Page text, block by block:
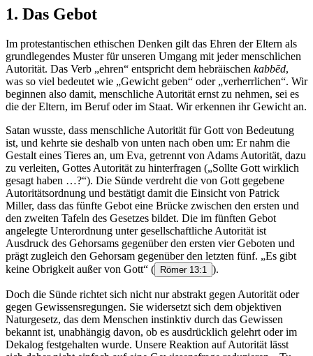
1. Das Gebot
Im protestantischen ethischen Denken gilt das Ehren der Eltern als
grundlegendes Muster für unseren Umgang mit jeder menschlichen
Autorität. Das Verb „ehren“ entspricht dem hebräischen kabbēd,
was so viel bedeutet wie „Gewicht geben“ oder „verherrlichen“. Wir
beginnen also damit, menschliche Autorität ernst zu nehmen, sei es
die der Eltern, im Beruf oder im Staat. Wir erkennen ihr Gewicht an.
Satan wusste, dass menschliche Autorität für Gott von Bedeutung
ist, und kehrte sie deshalb von unten nach oben um: Er nahm die
Gestalt eines Tieres an, um Eva, getrennt von Adams Autorität, dazu
zu verleiten, Gottes Autorität zu hinterfragen („Sollte Gott wirklich
gesagt haben …?“). Die Sünde verdreht die von Gott gegebene
Autoritätsordnung und bestätigt damit die Einsicht von Patrick
Miller, dass das fünfte Gebot eine Brücke zwischen den ersten und
den zweiten Tafeln des Gesetzes bildet. Die im fünften Gebot
angelegte Unterordnung unter gesellschaftliche Autorität ist
Ausdruck des Gehorsams gegenüber den ersten vier Geboten und
prägt zugleich den Gehorsam gegenüber den letzten fünf. „Es gibt
keine Obrigkeit außer von Gott“ ( Römer 13:1 ).
Doch die Sünde richtet sich nicht nur abstrakt gegen Autorität oder
gegen Gewissensregungen. Sie widersetzt sich dem objektiven
Naturgesetz, das dem Menschen instinktiv durch das Gewissen
bekannt ist, unabhängig davon, ob es ausdrücklich gelehrt oder im
Dekalog festgehalten wurde. Unsere Reaktion auf Autorität lässt